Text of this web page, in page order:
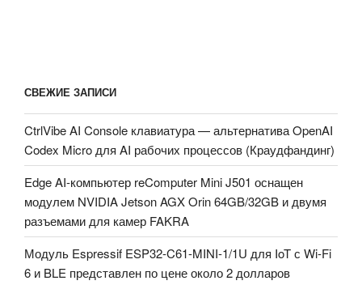
СВЕЖИЕ ЗАПИСИ
CtrlVibe AI Console клавиатура — альтернатива OpenAI
Codex Micro для AI рабочих процессов (Краудфандинг)
Edge AI-компьютер reComputer Mini J501 оснащен
модулем NVIDIA Jetson AGX Orin 64GB/32GB и двумя
разъемами для камер FAKRA
Модуль Espressif ESP32-C61-MINI-1/1U для IoT с Wi-Fi
6 и BLE представлен по цене около 2 долларов